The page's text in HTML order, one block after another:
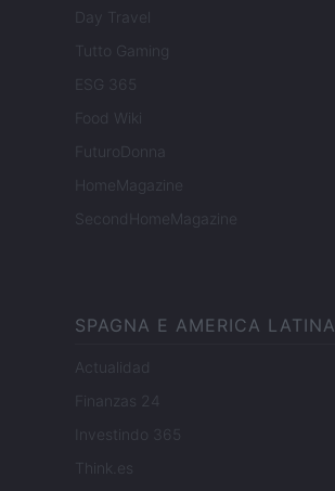
Day Travel
Tutto Gaming
ESG 365
Food Wiki
FuturoDonna
HomeMagazine
SecondHomeMagazine
SPAGNA E AMERICA LATINA
Actualidad
Finanzas 24
Investindo 365
Think.es